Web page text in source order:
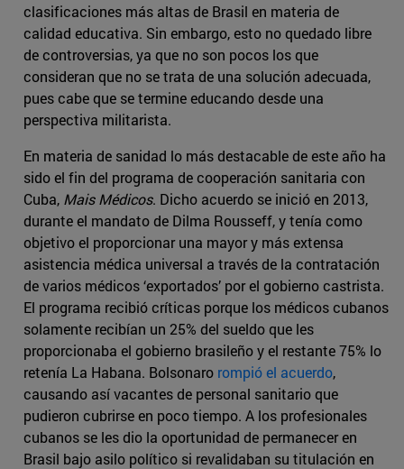
clasificaciones más altas de Brasil en materia de
calidad educativa. Sin embargo, esto no quedado libre
de controversias, ya que no son pocos los que
consideran que no se trata de una solución adecuada,
pues cabe que se termine educando desde una
perspectiva militarista.
En materia de sanidad lo más destacable de este año ha
sido el fin del programa de cooperación sanitaria con
Cuba, Mais Médicos. Dicho acuerdo se inició en 2013,
durante el mandato de Dilma Rousseff, y tenía como
objetivo el proporcionar una mayor y más extensa
asistencia médica universal a través de la contratación
de varios médicos ‘exportados’ por el gobierno castrista.
El programa recibió críticas porque los médicos cubanos
solamente recibían un 25% del sueldo que les
proporcionaba el gobierno brasileño y el restante 75% lo
retenía La Habana. Bolsonaro rompió el acuerdo,
causando así vacantes de personal sanitario que
pudieron cubrirse en poco tiempo. A los profesionales
cubanos se les dio la oportunidad de permanecer en
Brasil bajo asilo político si revalidaban su titulación en